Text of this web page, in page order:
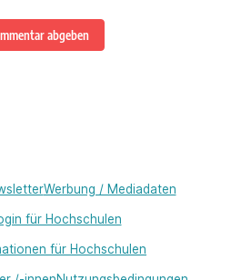
abgeben
Werbung / Mediadaten
für Hochschulen
für Hochschulen